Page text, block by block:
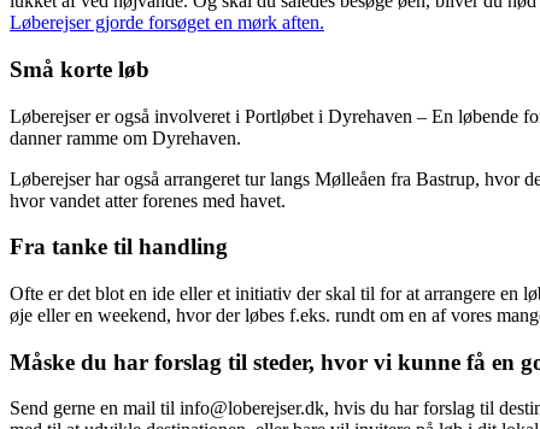
Løberejser gjorde forsøget en mørk aften.
Små korte løb
Løberejser er også involveret i Portløbet i Dyrehaven – En løbende
danner ramme om Dyrehaven.
Løberejser har også arrangeret tur langs Mølleåen fra Bastrup, hvor
hvor vandet atter forenes med havet.
Fra tanke til handling
Ofte er det blot en ide eller et initiativ der skal til for at arrangere en
øje eller en weekend, hvor der løbes f.eks. rundt om en af vores
Måske du har forslag til steder, hvor vi kunne få en
Send gerne en mail til info@loberejser.dk, hvis du har forslag til